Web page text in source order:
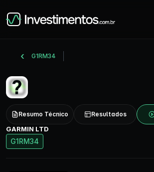
G1RM34
Resumo Técnico Resultados
GARMIN LTD
G1RM34